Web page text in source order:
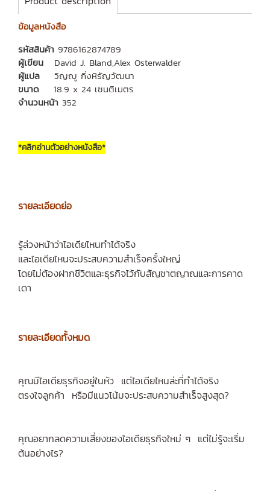
ข้อมูลหนังสือ
รหัสสินค้า 9786162874789
ผู้เขียน
David J. Bland,Alex Osterwalder
ผู้แปล วิญญู กิ่งหิรัญวัฒนา
ขนาด 18.9 x 24 เซนติเมตร
จำนวนหน้า 352
*คลิกอ่านตัวอย่างหนังสือ*
รายละเอียดย่อ
รู้ล่วงหน้าว่าไอเดียไหนทำได้จริง
และไอเดียไหนจะประสบความสำเร็จครั้งใหญ่
โดยไม่ต้องฝากชีวิตและธุรกิจไว้กับสัญชาตญาณและการคาด
เดา
รายละเอียดทั้งหมด
คุณมีไอเดียธุรกิจอยู่ในหัว แต่ไอเดียไหนล่ะที่ทำได้จริง
ตรงใจลูกค้า หรือมีแนวโน้มจะประสบความสำเร็จสูงสุด?
คุณอยากลดความเสี่ยงของไอเดียธุรกิจใหม่ ๆ แต่ไม่รู้จะเริ่ม
ต้นอย่างไร?